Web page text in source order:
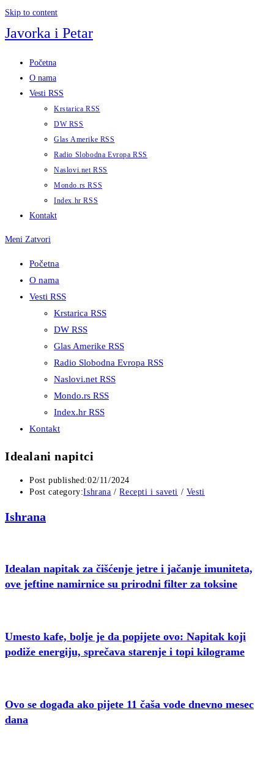
Skip to content
Javorka i Petar
Početna
O nama
Vesti RSS
Krstarica RSS
DW RSS
Glas Amerike RSS
Radio Slobodna Evropa RSS
Naslovi.net RSS
Mondo.rs RSS
Index.hr RSS
Kontakt
Meni Zatvori
Početna
O nama
Vesti RSS
Krstarica RSS
DW RSS
Glas Amerike RSS
Radio Slobodna Evropa RSS
Naslovi.net RSS
Mondo.rs RSS
Index.hr RSS
Kontakt
Idealani napitci
Post published:02/11/2024
Post category:Ishrana / Recepti i saveti / Vesti
Ishrana
Idealan napitak za čišćenje jetre i jačanje imuniteta,
ove jeftine namirnice su prirodni filter za toksine
Umesto kafe, bolje je da popijete ovo: Napitak koji
podiže energiju, sprečava starenje i topi kilograme
Ovo se događa ako pijete 11 čaša vode dnevno mesec
dana